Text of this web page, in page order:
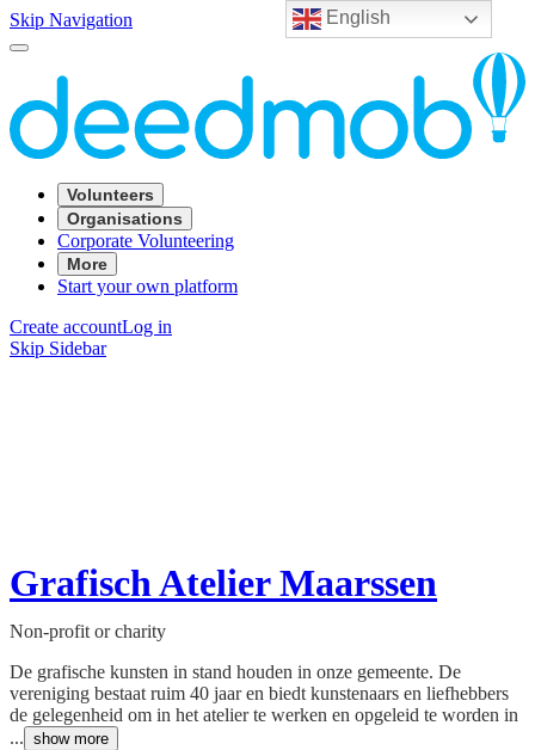
English
Skip Navigation
Volunteers
Organisations
Corporate Volunteering
More
Start your own platform
Create accountLog in
Skip Sidebar
Grafisch Atelier Maarssen
Non-profit or charity
De grafische kunsten in stand houden in onze gemeente. De
vereniging bestaat ruim 40 jaar en biedt kunstenaars en liefhebbers
de gelegenheid om in het atelier te werken en opgeleid te worden in
... show more